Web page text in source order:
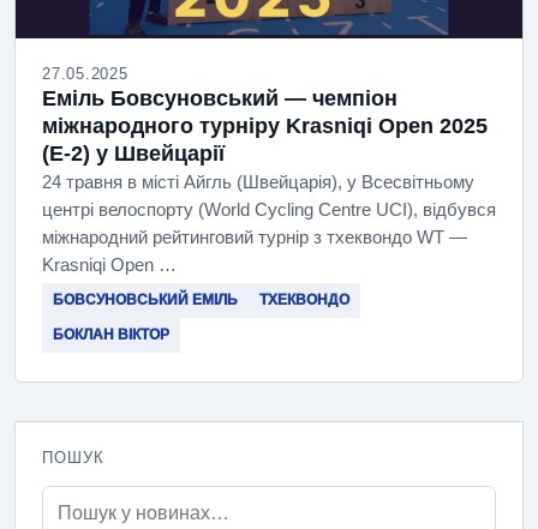
27.05.2025
Еміль Бовсуновський — чемпіон
міжнародного турніру Krasniqi Open 2025
(E-2) у Швейцарії
24 травня в місті Айгль (Швейцарія), у Всесвітньому
центрі велоспорту (World Cycling Centre UCI), відбувся
міжнародний рейтинговий турнір з тхеквондо WT —
Krasniqi Open …
БОВСУНОВСЬКИЙ ЕМІЛЬ ТХЕКВОНДО
БОКЛАН ВІКТОР
ПОШУК